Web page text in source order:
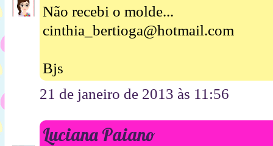
Não recebi o molde...
cinthia_bertioga@hotmail.com
Bjs
21 de janeiro de 2013 às 11:56
Luciana Paiano